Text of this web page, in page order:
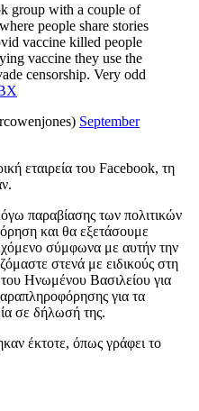
group with a couple of
people share stories
vaccine killed people
vaccine they use the
censorship. Very odd
September
εταιρεία του Facebook, τη
παραβίασης των πολιτικών
και θα εξετάσουμε
σύμφωνα με αυτήν την
στενά με ειδικούς στη
Ηνωμένου Βασιλείου για
για τα
σε δήλωσή της.
έκτοτε, όπως γράφει το